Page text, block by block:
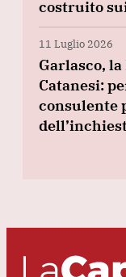
costruito
11 Luglio 2026
Garlasco, la
Catanesi:
consulente